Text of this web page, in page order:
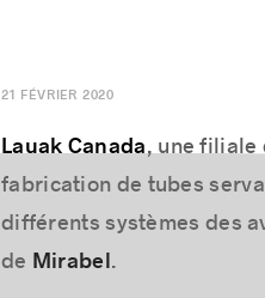
21 FÉVRIER 2020
Lauak Canada, une filiale
fabrication de tubes
différents systèmes des
de Mirabel.